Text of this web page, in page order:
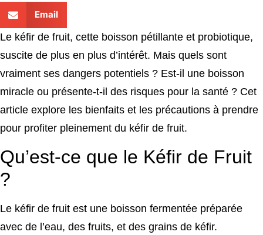
Email
Le kéfir de fruit, cette boisson pétillante et probiotique,
suscite de plus en plus d’intérêt. Mais quels sont
vraiment ses dangers potentiels ? Est-il une boisson
miracle ou présente-t-il des risques pour la santé ? Cet
article explore les bienfaits et les précautions à prendre
pour profiter pleinement du kéfir de fruit.
Qu’est-ce que le Kéfir de Fruit
?
Le kéfir de fruit est une boisson fermentée préparée
avec de l’eau, des fruits, et des grains de kéfir.